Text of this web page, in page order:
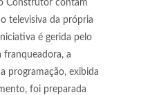
Construtor contam
televisiva da própria
é gerida pelo
a
programação, exibida
foi preparada